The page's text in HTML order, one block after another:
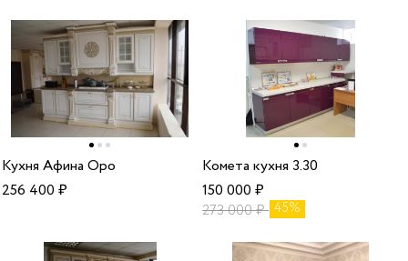
Кухня Афина Оро
256 400₽
Комета кухня 3.30
150 000₽
273 000₽ 45%